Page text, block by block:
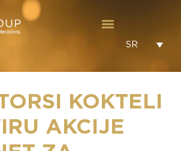
SR
KOKTELI
AKCIJE